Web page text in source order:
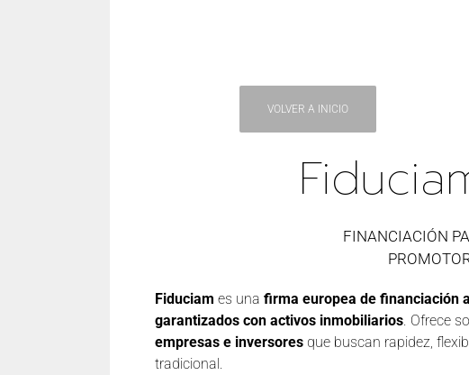
VOLVER A INICIO
FINANCIACIÓN
Fiduciam es una firma europea de financiación
garantizados con activos inmobiliarios. Ofrece
empresas e inversores que buscan rapidez,
tradicional.